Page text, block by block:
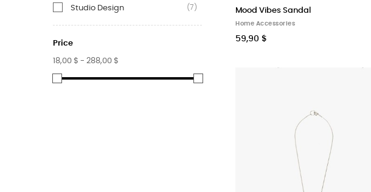
Studio Design (7)
Price
18,00 $ - 288,00 $
Mood Vibes Sandal
Home Accessories
59,90 $